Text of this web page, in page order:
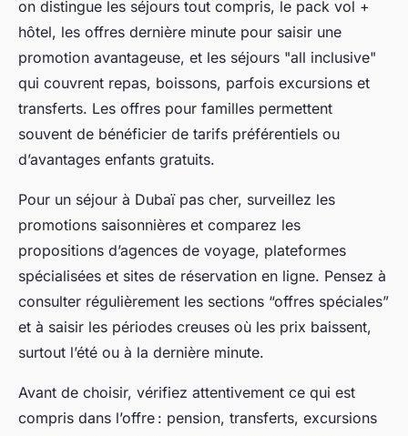
on distingue les séjours tout compris, le pack vol +
hôtel, les offres dernière minute pour saisir une
promotion avantageuse, et les séjours "all inclusive"
qui couvrent repas, boissons, parfois excursions et
transferts. Les offres pour familles permettent
souvent de bénéficier de tarifs préférentiels ou
d’avantages enfants gratuits.
Pour un séjour à Dubaï pas cher, surveillez les
promotions saisonnières et comparez les
propositions d’agences de voyage, plateformes
spécialisées et sites de réservation en ligne. Pensez à
consulter régulièrement les sections “offres spéciales”
et à saisir les périodes creuses où les prix baissent,
surtout l’été ou à la dernière minute.
Avant de choisir, vérifiez attentivement ce qui est
compris dans l’offre : pension, transferts, excursions